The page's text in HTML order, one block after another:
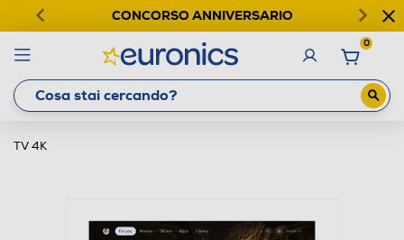
CONCORSO ANNIVERSARIO
0
TV 4K